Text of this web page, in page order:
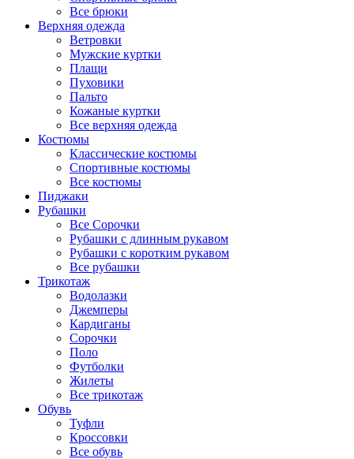
Все брюки
Верхняя одежда
Ветровки
Мужские куртки
Плащи
Пуховики
Пальто
Кожаные куртки
Все верхняя одежда
Костюмы
Классические костюмы
Спортивные костюмы
Все костюмы
Пиджаки
Рубашки
Все Сорочки
Рубашки с длинным рукавом
Рубашки с коротким рукавом
Все рубашки
Трикотаж
Водолазки
Джемперы
Кардиганы
Сорочки
Поло
Футболки
Жилеты
Все трикотаж
Обувь
Туфли
Кроссовки
Все обувь